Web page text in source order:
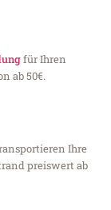
für Ihren
ab 50€.
Ihre
preiswert ab